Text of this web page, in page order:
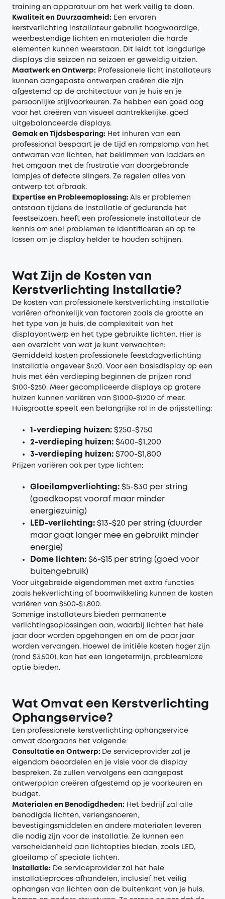
training en apparatuur om het werk veilig te doen.
Kwaliteit en Duurzaamheid: Een ervaren
kerstverlichting installateur gebruikt hoogwaardige,
weerbestendige lichten en materialen die harde
elementen kunnen weerstaan. Dit leidt tot langdurige
displays die seizoen na seizoen er geweldig uitzien.
Maatwerk en Ontwerp: Professionele licht installateurs
kunnen aangepaste ontwerpen creëren die zijn
afgestemd op de architectuur van je huis en je
persoonlijke stijlvoorkeuren. Ze hebben een goed oog
voor het creëren van visueel aantrekkelijke, goed
uitgebalanceerde displays.
Gemak en Tijdsbesparing: Het inhuren van een
professional bespaart je de tijd en rompslomp van het
ontwarren van lichten, het beklimmen van ladders en
het omgaan met de frustratie van doorgebrande
lampjes of defecte slingers. Ze regelen alles van
ontwerp tot afbraak.
Expertise en Probleemoplossing: Als er problemen
ontstaan tijdens de installatie of gedurende het
feestseizoen, heeft een professionele installateur de
kennis om snel problemen te identificeren en op te
lossen om je display helder te houden schijnen.
Wat Zijn de Kosten van
Kerstverlichting Installatie?
De kosten van professionele kerstverlichting installatie
variëren afhankelijk van factoren zoals de grootte en
het type van je huis, de complexiteit van het
displayontwerp en het type gebruikte lichten. Hier is
een overzicht van wat je kunt verwachten:
Gemiddeld kosten professionele feestdagverlichting
installatie ongeveer $420. Voor een basisdisplay op een
huis met één verdieping beginnen de prijzen rond
$100-$250. Meer gecompliceerde displays op grotere
huizen kunnen variëren van $1000-$1200 of meer.
Huisgrootte speelt een belangrijke rol in de prijsstelling:
1-verdieping huizen: $250-$750
2-verdieping huizen: $400-$1,200
3-verdieping huizen: $700-$1,800
Prijzen variëren ook per type lichten:
Gloeilampverlichting: $5-$30 per string
(goedkoopst vooraf maar minder
energiezuinig)
LED-verlichting: $13-$20 per string (duurder
maar gaat langer mee en gebruikt minder
energie)
Dome lichten: $6-$15 per string (goed voor
buitengebruik)
Voor uitgebreide eigendommen met extra functies
zoals hekverlichting of boomwikkeling kunnen de kosten
variëren van $500-$1,800.
Sommige installateurs bieden permanente
verlichtingsoplossingen aan, waarbij lichten het hele
jaar door worden opgehangen en om de paar jaar
worden vervangen. Hoewel de initiële kosten hoger zijn
(rond $3,500), kan het een langetermijn, probleemloze
optie bieden.
Wat Omvat een Kerstverlichting
Ophangservice?
Een professionele kerstverlichting ophangservice
omvat doorgaans het volgende:
Consultatie en Ontwerp: De serviceprovider zal je
eigendom beoordelen en je visie voor de display
bespreken. Ze zullen vervolgens een aangepast
ontwerpplan creëren afgestemd op je voorkeuren en
budget.
Materialen en Benodigdheden: Het bedrijf zal alle
benodigde lichten, verlengsnoeren,
bevestigingsmiddelen en andere materialen leveren
die nodig zijn voor de installatie. Ze kunnen een
verscheidenheid aan lichtopties bieden, zoals LED,
gloeilamp of speciale lichten.
Installatie: De serviceprovider zal het hele
installatieproces afhandelen, inclusief het veilig
ophangen van lichten aan de buitenkant van je huis,